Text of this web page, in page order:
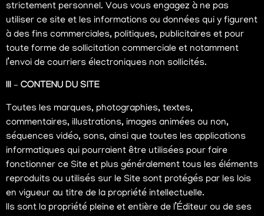
strictement personnel. Vous vous engagez à ne pas
utiliser ce site et les informations ou données qui y figurent
à des fins commerciales, politiques, publicitaires et pour
toute forme de sollicitation commerciale et notamment
l’envoi de courriers électroniques non sollicités.
III – CONTENU DU SITE
Toutes les marques, photographies, textes,
commentaires, illustrations, images animées ou non,
séquences vidéo, sons, ainsi que toutes les applications
informatiques qui pourraient être utilisées pour faire
fonctionner ce Site et plus généralement tous les éléments
reproduits ou utilisés sur le Site sont protégés par les lois
en vigueur au titre de la propriété intellectuelle.
Ils sont la propriété pleine et entière de l’Éditeur ou de ses
cookies,
certaines
fonctionnalités
disparaîtront
du site web.